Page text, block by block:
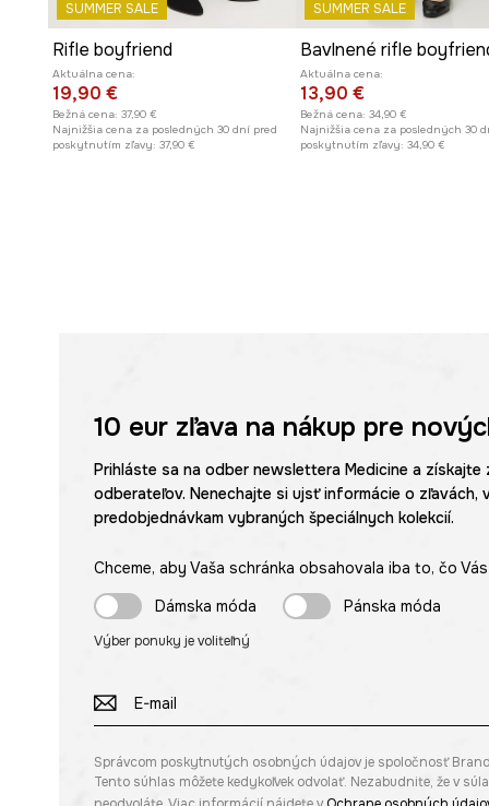
SUMMER SALE
Rifle boyfriend
Aktuálna cena:
19,90 €
Bežná cena: 37,90 €
Najnižšia cena za posledných 30 dní pred
poskytnutím zľavy: 37,90 €
SUMMER SALE
Aktuálna cena:
13,90 €
Bežná cena: 34,90 €
Najnižšia cena za posledných 30
poskytnutím zľavy: 34,90 €
10 eurzľava na nákup pre
Prihláste sa na odber newslettera Medicine a
odberateľov. Nenechajte si ujsť informácie o
predobjednávkam vybraných špeciálnych kolekcií.
Chceme, aby Vaša schránka obsahovala iba to, čo
Dámska móda
Pánska móda
Výber ponuky je voliteľný
Správcom poskytnutých osobných údajov je spoločnosť
Tento súhlas môžete kedykoľvek odvolať. Nezabudnite, že v